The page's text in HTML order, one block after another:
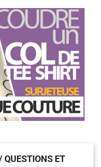
QUESTIONS ET